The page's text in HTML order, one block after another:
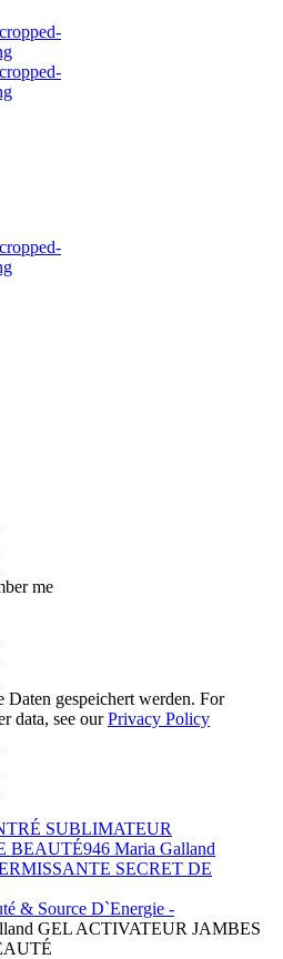
me
Daten gespeichert werden. For
data, see ourPrivacy Policy
SUBLIMATEUR
BEAUTÉ946 Maria Galland
SECRET DE
& Source D`Energie -
GEL ACTIVATEUR JAMBES